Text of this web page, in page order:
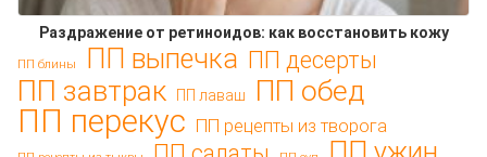
Раздражение от ретиноидов: как восстановить кожу
ПП блины ПП выпечка ПП десерты
ПП завтрак ПП лаваш ПП обед
ПП перекус ПП рецепты из творога